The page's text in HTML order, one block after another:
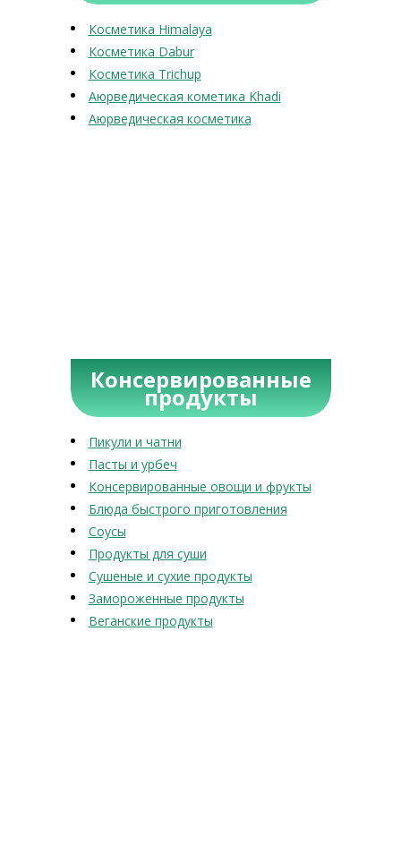
Косметика Himalaya
Косметика Dabur
Косметика Trichup
Аюрведическая кометика Khadi
Аюрведическая косметика
Консервированные
продукты
Пикули и чатни
Пасты и урбеч
Консервированные овощи и фрукты
Блюда быстрого приготовления
Соусы
Продукты для суши
Сушеные и сухие продукты
Замороженные продукты
Веганские продукты